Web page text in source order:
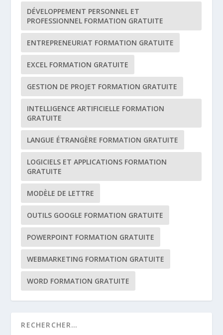
DÉVELOPPEMENT PERSONNEL ET
PROFESSIONNEL FORMATION GRATUITE
ENTREPRENEURIAT FORMATION GRATUITE
EXCEL FORMATION GRATUITE
GESTION DE PROJET FORMATION GRATUITE
INTELLIGENCE ARTIFICIELLE FORMATION
GRATUITE
LANGUE ÉTRANGÈRE FORMATION GRATUITE
LOGICIELS ET APPLICATIONS FORMATION
GRATUITE
MODÈLE DE LETTRE
OUTILS GOOGLE FORMATION GRATUITE
POWERPOINT FORMATION GRATUITE
WEBMARKETING FORMATION GRATUITE
WORD FORMATION GRATUITE